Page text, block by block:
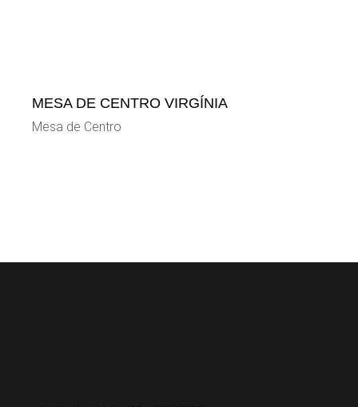
MESA DE CENTRO VIRGÍNIA
Mesa de Centro